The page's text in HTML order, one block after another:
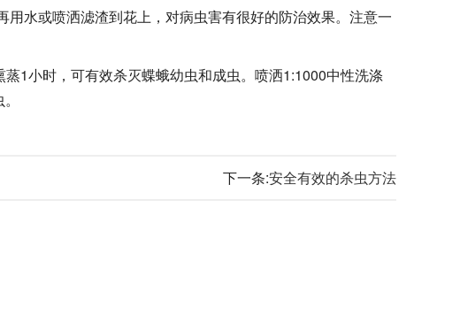
水或喷洒滤渣到花上，对病虫害有很好的防治效果。注意一
1小时，可有效杀灭蝶蛾幼虫和成虫。喷洒1:1000中性洗涤
下一条:安全有效的杀虫方法